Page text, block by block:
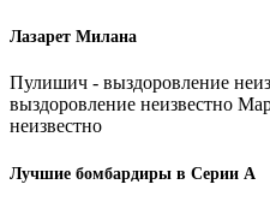
Лазарет Милана
Пулишич - выздоровление
выздоровление неизвестно
неизвестно
Лучшие бомбардиры в Серии А